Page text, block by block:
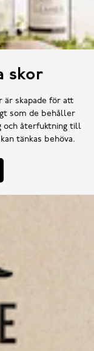
skor
är skapade för att
som de behåller
och återfuktning till
tänkas behöva.